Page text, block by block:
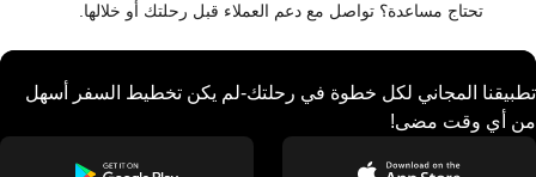
تحتاج مساعدة؟ تواصل مع دعم العملاء قبل رحلتك أو خلالها.
تطبيقنا المجاني لكل خطوة في رحلتك-لم يكن تخطيط السفر أسهل
من أي وقت مضى!